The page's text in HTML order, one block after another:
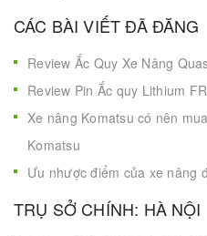
CÁC BÀI VIẾT ĐÃ ĐĂNG
Review Ắc Quy Xe Nâng
Review Pin Ắc quy Lithium
Xe nâng Komatsu có nên
Komatsu
Ưu nhược điểm của xe nâng
TRỤ SỞ CHÍNH: HÀ NỘI